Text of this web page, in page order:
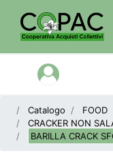
Open menu
Catalogo FOOD
CRACKER NON
BARILLA CRACK